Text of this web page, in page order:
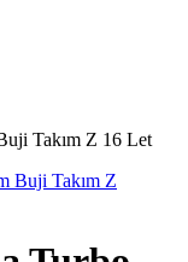
Takım Z 16 Let